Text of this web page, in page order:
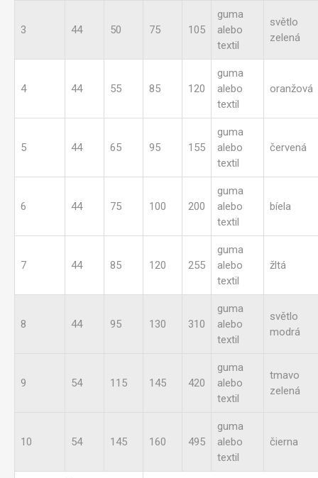
3 44 50 75 105
guma
alebo
textil
světlo
zelená
4 44 55 85 120
guma
alebo
textil
oranžová
5 44 65 95 155
guma
alebo
textil
červená
6 44 75 100 200
guma
alebo
textil
bíela
7 44 85 120 255
guma
alebo
textil
žltá
8 44 95 130 310
guma
alebo
textil
světlo
modrá
9 54 115 145 420
guma
alebo
textil
tmavo
zelená
10 54 145 160 495
guma
alebo
textil
čierna